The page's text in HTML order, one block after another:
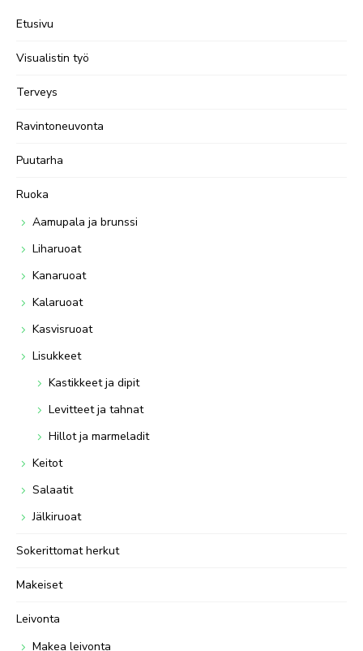
Etusivu
Visualistin työ
Terveys
Ravintoneuvonta
Puutarha
Ruoka
Aamupala ja brunssi
Liharuoat
Kanaruoat
Kalaruoat
Kasvisruoat
Lisukkeet
Kastikkeet ja dipit
Levitteet ja tahnat
Hillot ja marmeladit
Keitot
Salaatit
Jälkiruoat
Sokerittomat herkut
Makeiset
Leivonta
Makea leivonta